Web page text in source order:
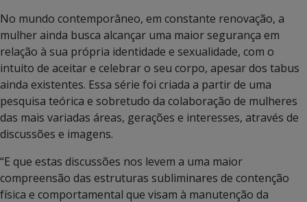
No mundo contemporâneo, em constante renovação, a
mulher ainda busca alcançar uma maior segurança em
relação à sua própria identidade e sexualidade, com o
intuito de aceitar e celebrar o seu corpo, apesar dos tabus
ainda existentes. Essa série foi criada a partir de uma
pesquisa teórica e sobretudo da colaboração de mulheres
das mais variadas áreas, gerações e interesses, através de
discussões e imagens.
“E que estas discussões nos levem a uma maior
compreensão das estruturas subliminares de contenção
física e comportamental que visam à manutenção da